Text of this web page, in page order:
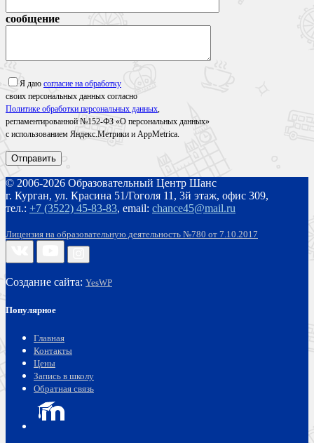
сообщение
Я даю согласие на обработку
своих персональных данных согласно
Политике обработки персональных данных,
регламентированной №152-ФЗ «О персональных данных»
с использованием Яндекс.Метрики и AppMetrica.
© 2006-2026 Образовательный Центр Шанс
г. Курган, ул. Красина 51/Гоголя 11, 3й этаж, офис 309,
тел.: +7 (3522) 45-83-83, email: chance45@mail.ru
Лицензия на образовательную деятельность №780 от 7.10.2017
Создание сайта: YesWP
Популярное
Главная
Контакты
Цены
Запись в школу
Обратная связь